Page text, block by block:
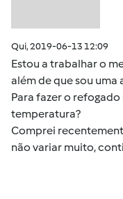
Qui, 2019-06-13 12:09
Estou a trabalhar o
além de que sou uma
Para fazer o
temperatura?
Comprei
não variar muito,